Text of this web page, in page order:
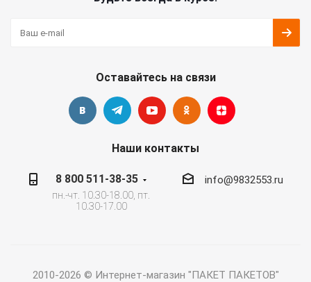
Оставайтесь на связи
Наши контакты
8 800 511-38-35
пн.-чт. 10.30-18.00, пт.
10.30-17.00
info@9832553.ru
2010-2026 © Интернет-магазин "ПАКЕТ ПАКЕТОВ"